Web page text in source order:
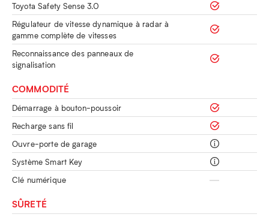
Toyota Safety Sense 3.0
Régulateur de vitesse dynamique à radar à
gamme complète de vitesses
Reconnaissance des panneaux de
signalisation
COMMODITÉ
Démarrage à bouton-poussoir
Recharge sans fil
Ouvre-porte de garage
Système Smart Key
Clé numérique
SÛRETÉ